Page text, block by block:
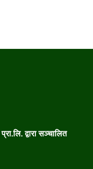
द्वारा सञ्चालित